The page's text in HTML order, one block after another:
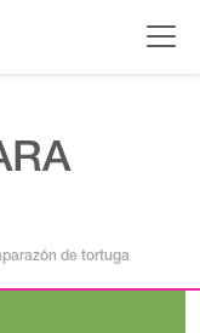
de tortuga